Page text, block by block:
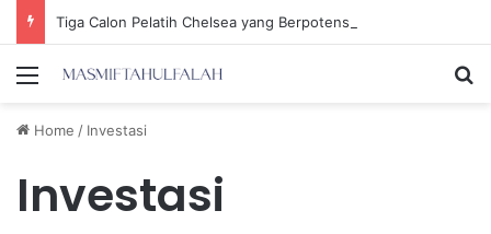
Menu
Home / Investasi
Investasi